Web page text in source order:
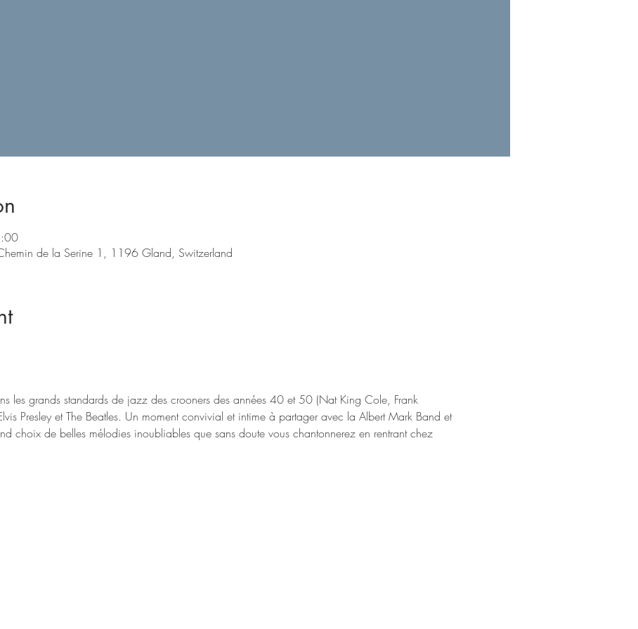
de la Serine 1, 1196 Gland, Switzerland
les grands standards de jazz des crooners des années 40 et 50 (Nat King Cole, Frank
Presley et The Beatles. Un moment convivial et intime à partager avec la Albert Mark Band et
choix de belles mélodies inoubliables que sans doute vous chantonnerez en rentrant chez